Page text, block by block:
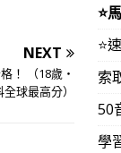
NEXT
！ （18歲‧
球最高分）
⭐️
⭐️
索
50
學